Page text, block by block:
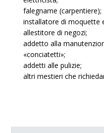
falegname (carpentiere);
installatore di moquette
allestitore di negozi;
addetto alla
«conciatetti»;
addetti alle pulizie;
altri mestieri che